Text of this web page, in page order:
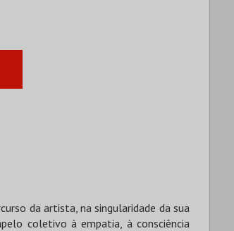
da artista, na singularidade da sua
coletivo à empatia, à consciência